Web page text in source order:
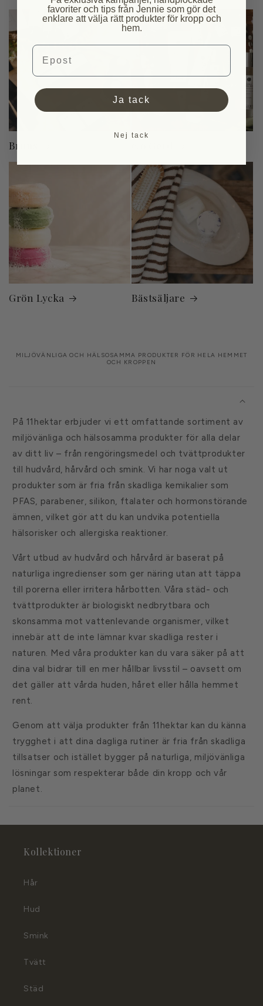
Bruns
Grön Lycka Bästsäljare
MILJÖVÄNLIGA OCH HÄLSOSAMMA PRODUKTER FÖR HELA HEMMET
OCH KROPPEN
n
å
s
o
m
k
a
n
d
a
s
På 11hektar erbjuder vi ett omfattande sortiment av
miljövänliga och hälsosamma produkter för alla delar
av ditt liv – från rengöringsmedel och tvättprodukter
till hudvård, hårvård och smink. Vi har noga valt ut
produkter som är fria från skadliga kemikalier som
PFAS, parabener, silikon, ftalater och hormonstörande
ämnen, vilket gör att du kan undvika potentiella
hälsorisker och allergiska reaktioner.
Vårt utbud av hudvård och hårvård är baserat på
naturliga ingredienser som ger näring utan att täppa
till porerna eller irritera hårbotten. Våra städ- och
tvättprodukter är biologiskt nedbrytbara och
skonsamma mot vattenlevande organismer, vilket
innebär att de inte lämnar kvar skadliga rester i
naturen. Med våra produkter kan du vara säker på att
dina val bidrar till en mer hållbar livsstil – oavsett om
det gäller att vårda huden, håret eller hålla hemmet
rent.
Genom att välja produkter från 11hektar kan du känna
trygghet i att dina dagliga rutiner är fria från skadliga
tillsatser och istället bygger på naturliga, miljövänliga
lösningar som respekterar både din kropp och vår
planet.
Kollektioner
Hår
Hud
Smink
Tvätt
Städ
favoriter och tips från Jennie som gör det
enklare att välja rätt produkter för kropp och
hem.
Email
Ja tack
Nej tack